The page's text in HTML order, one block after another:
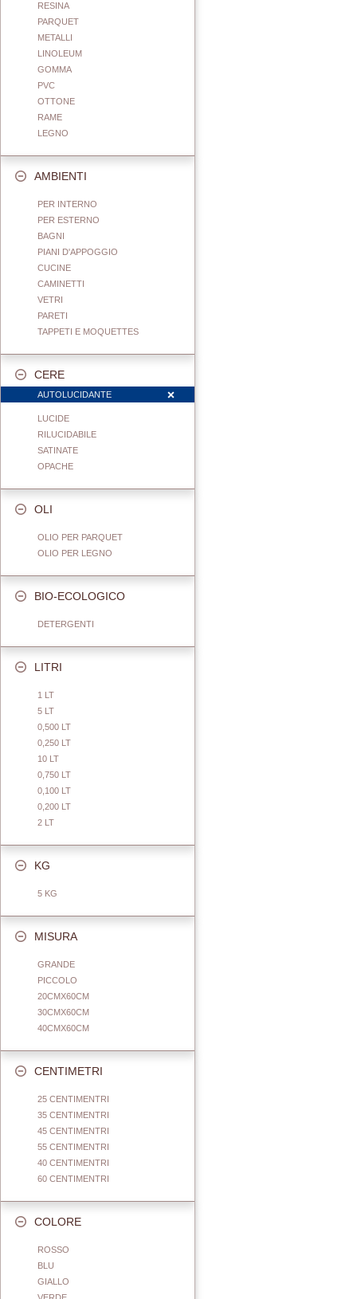
RESINA
PARQUET
METALLI
LINOLEUM
GOMMA
PVC
OTTONE
RAME
LEGNO
AMBIENTI
PER INTERNO
PER ESTERNO
BAGNI
PIANI D'APPOGGIO
CUCINE
CAMINETTI
VETRI
PARETI
TAPPETI E MOQUETTES
CERE
AUTOLUCIDANTE
LUCIDE
RILUCIDABILE
SATINATE
OPACHE
OLI
OLIO PER PARQUET
OLIO PER LEGNO
BIO-ECOLOGICO
DETERGENTI
LITRI
1 LT
5 LT
0,500 LT
0,250 LT
10 LT
0,750 LT
0,100 LT
0,200 LT
2 LT
KG
5 KG
MISURA
GRANDE
PICCOLO
20CMX60CM
30CMX60CM
40CMX60CM
CENTIMETRI
25 CENTIMENTRI
35 CENTIMENTRI
45 CENTIMENTRI
55 CENTIMENTRI
40 CENTIMENTRI
60 CENTIMENTRI
COLORE
ROSSO
BLU
GIALLO